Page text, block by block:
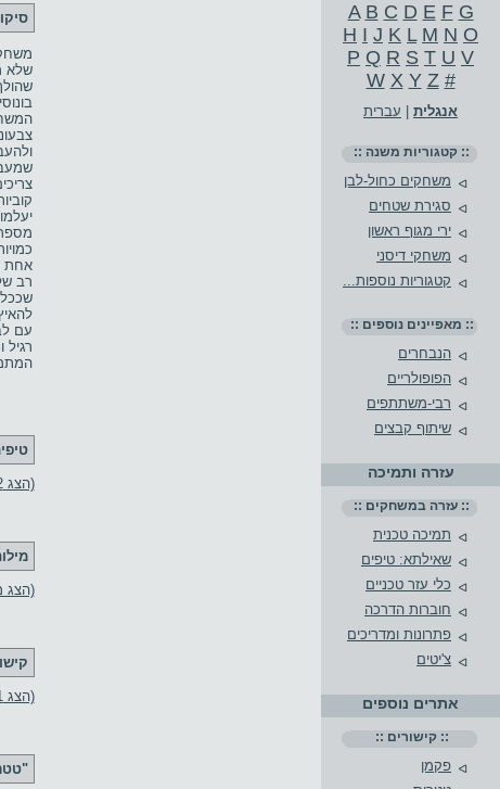
שלא
אחת
רב
עם
(הצג 2 טיפים)
(הצג
(הצג 1 קישורים)
A B C D E F G
H I J K L M N O
P Q R S T U V
W X Y Z #
אנגלית עברית
:: קטגוריות משנה ::
משחקים כחול-לבן
סגירת שטחים
ירי מגוף ראשון
משחקי דיסני
קטגוריות נוספות...
:: מאפיינים נוספים ::
הנבחרים
הפופולריים
רבי-משתתפים
שיתוף קבצים
עזרה ותמיכה
:: עזרה במשחקים ::
תמיכה טכנית
שאילתא: טיפים
כלי עזר טכניים
חוברות הדרכה
פתרונות ומדריכים
צ'יטים
אתרים נוספים
:: קישורים ::
פקמן